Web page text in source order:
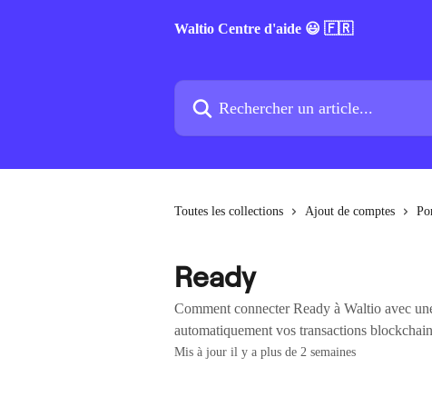
Waltio Centre d'aide 😃 🇫🇷
Rechercher un article...
Toutes les collections Ajout de comptes
Ready
Comment connecter Ready à Waltio avec
automatiquement vos transactions
Mis à jour il y a plus de 2 semaines